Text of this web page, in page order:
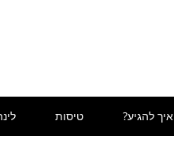
איך להגיע? טיסות